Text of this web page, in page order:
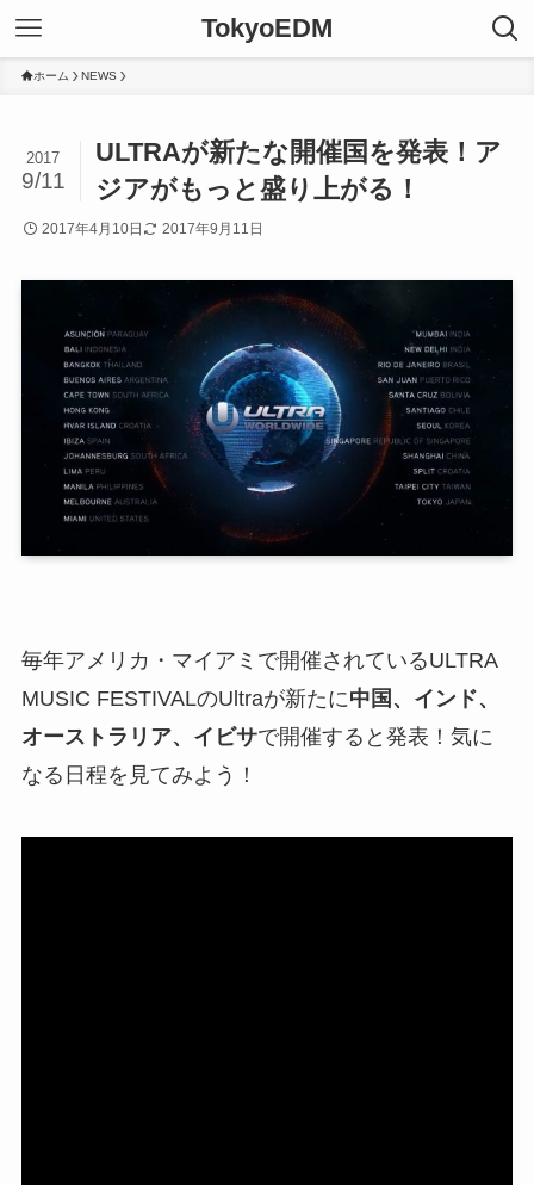
TokyoEDM
ホーム NEWS
ULTRAが新たな開催国を発表！ア
ジアがもっと盛り上がる！
2017
9/11
2017年4月10日 2017年9月11日
毎年アメリカ・マイアミで開催されているULTRA
MUSIC FESTIVALのUltraが新たに中国、インド、
オーストラリア、イビサで開催すると発表！気に
なる日程を見てみよう！